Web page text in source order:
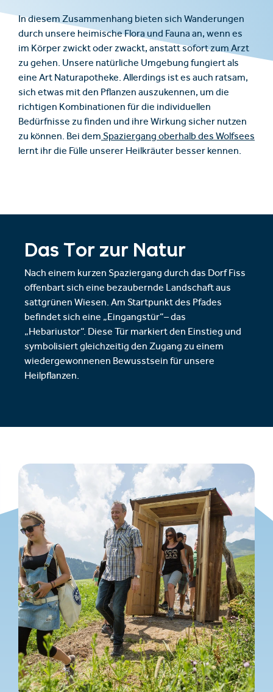
In diesem Zusammenhang bieten sich Wanderungen
durch unsere heimische Flora und Fauna an, wenn es
im Körper zwickt oder zwackt, anstatt sofort zum Arzt
zu gehen. Unsere natürliche Umgebung fungiert als
eine Art Naturapotheke. Allerdings ist es auch ratsam,
sich etwas mit den Pflanzen auszukennen, um die
richtigen Kombinationen für die individuellen
Bedürfnisse zu finden und ihre Wirkung sicher nutzen
zu können. Bei demSpaziergang oberhalb des Wolfsees
lernt ihr die Fülle unserer Heilkräuter besser kennen.
Das Tor zur Natur
Nach einem kurzen Spaziergang durch das Dorf Fiss
offenbart sich eine bezaubernde Landschaft aus
sattgrünen Wiesen. Am Startpunkt des Pfades
befindet sich eine „Eingangstür“– das
„Hebariustor“. Diese Tür markiert den Einstieg und
symbolisiert gleichzeitig den Zugang zu einem
wiedergewonnenen Bewusstsein für unsere
Heilpflanzen.